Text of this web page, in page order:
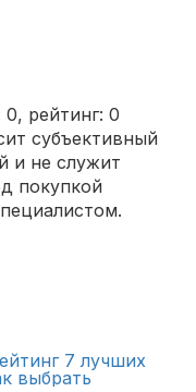
0, рейтинг: 0
субъективный
и не служит
покупкой